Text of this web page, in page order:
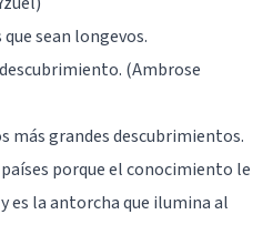
sean longevos.
(Ambrose
más grandes descubrimientos.
porque el conocimiento le
es la antorcha que ilumina al